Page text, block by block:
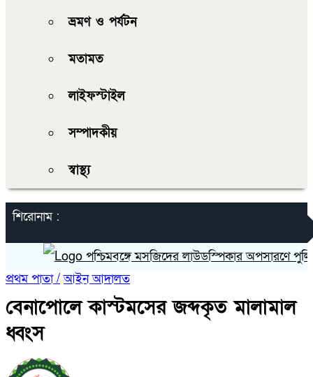
ভ্রমণ ও পর্যটন
মতামত
লাইফস্টাইল
সম্পাদকীয়
স্বাস্থ্য
শিরোনাম :
পশ্চিমবঙ্গে মসজিদের লাউডস্পিকার অপসারণে পুলিশের
প্রথম পাতা / আইন আদালত
বেনাপোলে কাস্টমসের জব্দকৃত মালামাল
ধ্বংস